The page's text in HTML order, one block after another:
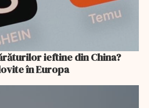
ieftine din China?
în Europa